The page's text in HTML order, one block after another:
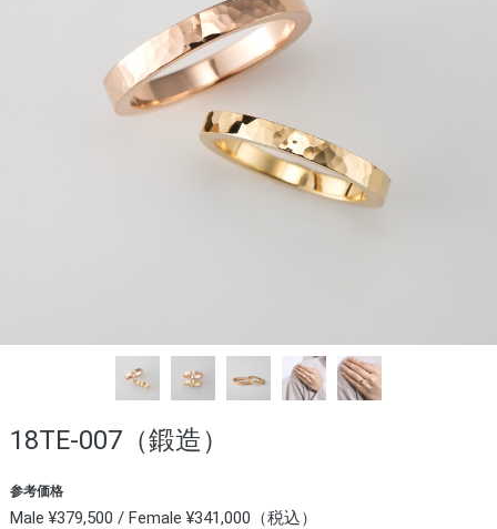
18TE-007（鍛造）
参考価格
Male ¥379,500 / Female ¥341,000（税込）